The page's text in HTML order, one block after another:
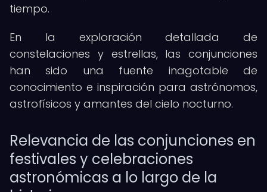
tiempo.
En la exploración detallada de
constelaciones y estrellas, las conjunciones
han sido una fuente inagotable de
conocimiento e inspiración para astrónomos,
astrofísicos y amantes del cielo nocturno.
Relevancia de las conjunciones en
festivales y celebraciones
astronómicas a lo largo de la